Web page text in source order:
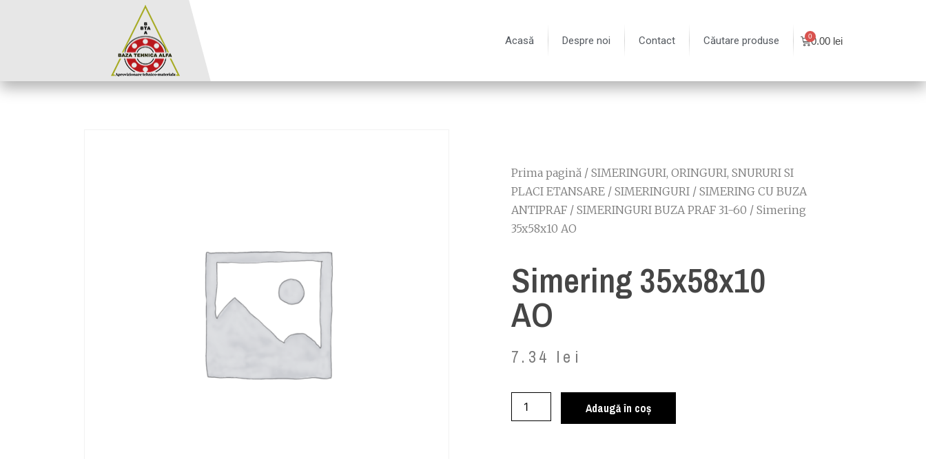
Acasă Despre noi Contact Căutare produse 0.00 lei
Prima pagină / SIMERINGURI, ORINGURI, SNURURI SI
PLACI ETANSARE / SIMERINGURI / SIMERING CU BUZA
ANTIPRAF / SIMERINGURI BUZA PRAF 31-60 / Simering
35x58x10 AO
Simering 35x58x10
AO
7.34 lei
Adaugă în coș